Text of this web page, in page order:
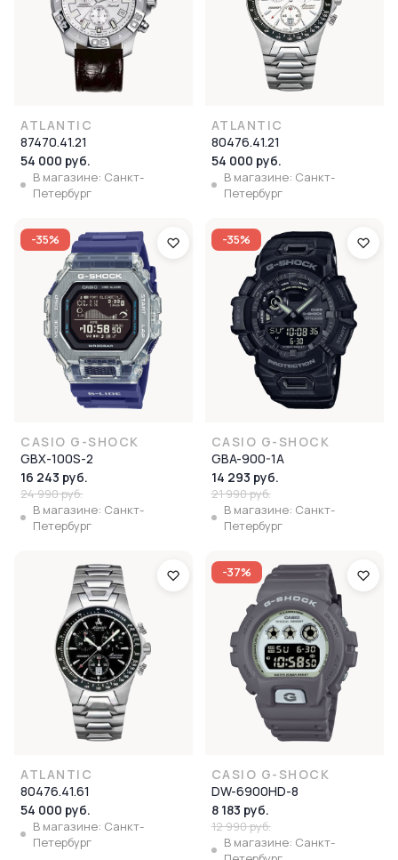
ATLANTIC
87470.41.21
54 000 руб.
В магазине: Санкт-
Петербург
ATLANTIC
80476.41.21
54 000 руб.
В магазине: Санкт-
Петербург
-35%
CASIO G-SHOCK
GBX-100S-2
16 243 руб.
24 990 руб.
В магазине: Санкт-
Петербург
-35%
CASIO G-SHOCK
GBA-900-1A
14 293 руб.
21 990 руб.
В магазине: Санкт-
Петербург
ATLANTIC
80476.41.61
54 000 руб.
В магазине: Санкт-
Петербург
-37%
CASIO G-SHOCK
DW-6900HD-8
8 183 руб.
12 990 руб.
В магазине: Санкт-